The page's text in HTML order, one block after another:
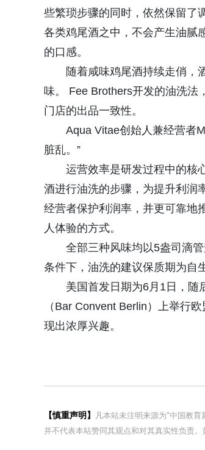
些繁琐步骤的同时，依然保留了
各类鸡尾酒之中，不会产生油腻
的口感。
随着咸味鸡尾酒持续走俏，
味。 Fee Brothers开发的油洗法
门店的出品一致性。
Aqua Vitae创始人兼经营者
脏乱。”
运营效率是研发过程中的核
酒进行油洗的步骤，为提升利润
经营者保护利润率，并更可靠地
人体验的方式。
全部三种风味均以5盎司滴
条件下，油洗的建议保质期为自
美国首发日期为6月1日，随
（Bar Convent Berlin）上举行
现出浓厚兴趣。
【慎重声明】
凡本站未注明来源为"中国教
并不代表本站赞同其观点和对其真实性负责